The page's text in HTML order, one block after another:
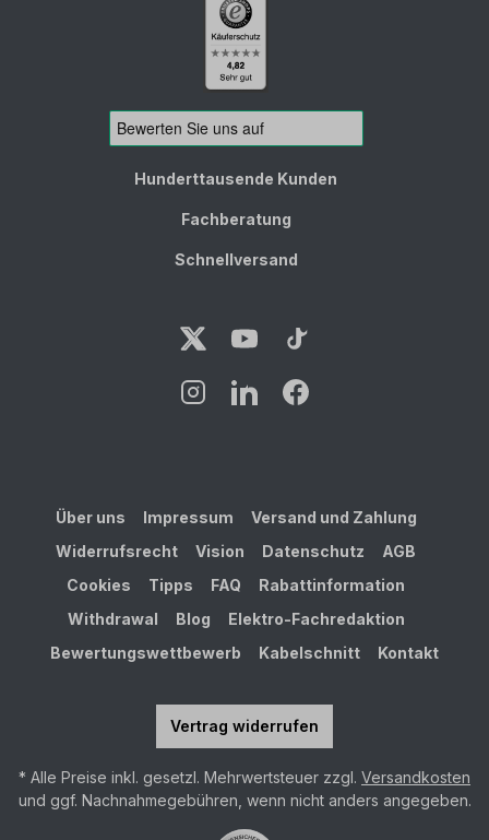
Hunderttausende Kunden
Fachberatung
Schnellversand
Über uns Impressum
Versand und Zahlung
Widerrufsrecht
Vision Datenschutz
AGB
Cookies
Tipps FAQ
Rabattinformation
Withdrawal
Blog
Elektro-Fachredaktion
Bewertungswettbewerb
Kabelschnitt Kontakt
Vertrag widerrufen
* Alle Preise inkl. gesetzl. Mehrwertsteuer zzgl. Versandkosten
und ggf. Nachnahmegebühren, wenn nicht anders angegeben.